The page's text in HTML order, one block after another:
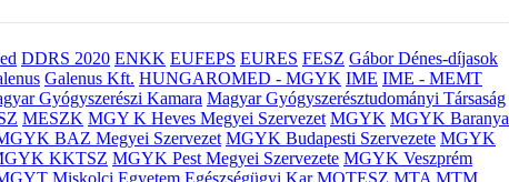
DDRS 2020 ENKK EUFEPS EURES FESZ Gábor Dénes-díjasok
Galenus Kft. HUNGAROMED - MGYK IME IME - MEMT
Gyógyszerészi Kamara Magyar Gyógyszerésztudományi Társaság
MESZK MGY K Heves Megyei Szervezet MGYK MGYK Baranya
BAZ Megyei Szervezet MGYK Budapesti Szervezete MGYK
KKTSZ MGYK Pest Megyei Szervezete MGYK Veszprém
Miskolci Egyetem Egészségügyi Kar MOTESZ MTA MTM